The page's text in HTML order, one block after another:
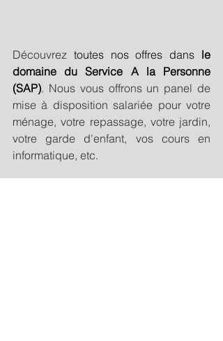
Découvrez toutes nos offres dans le
domaine du Service A la Personne
(SAP). Nous vous offrons un panel de
mise à disposition salariée pour votre
ménage, votre repassage, votre jardin,
votre garde d'enfant, vos cours en
informatique, etc.